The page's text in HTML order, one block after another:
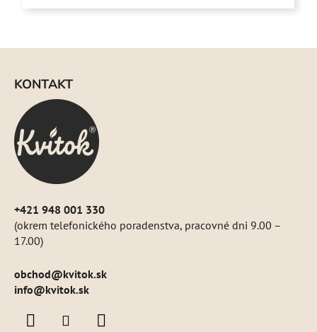
KONTAKT
+421 948 001 330
(okrem telefonického poradenstva, pracovné dni 9.00 –
17.00)
obchod@kvitok.sk
info@kvitok.sk